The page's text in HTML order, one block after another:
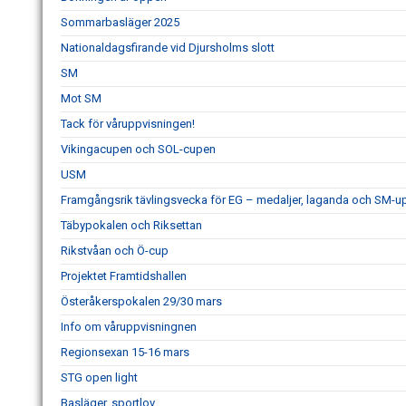
Sommarbasläger 2025
Nationaldagsfirande vid Djursholms slott
SM
Mot SM
Tack för våruppvisningen!
Vikingacupen och SOL-cupen
USM
Framgångsrik tävlingsvecka för EG – medaljer, laganda och SM-
Täbypokalen och Riksettan
Rikstvåan och Ö-cup
Projektet Framtidshallen
Österåkerspokalen 29/30 mars
Info om våruppvisningnen
Regionsexan 15-16 mars
STG open light
Basläger, sportlov